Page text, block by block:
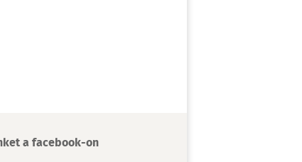
a facebook-on